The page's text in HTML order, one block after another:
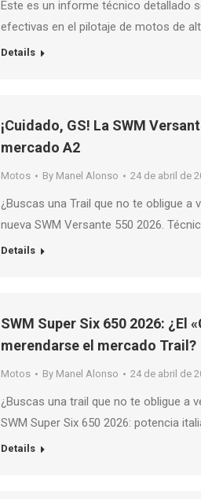
Este es un informe técnico detallado
efectivas en el pilotaje de motos de
Details
¡Cuidado, GS! La SWM
mercado A2
Motos By Manel Alonso 24 de abril de
¿Buscas una Trail que no te obligue
nueva SWM Versante 550 2026.
Details
SWM Super Six 650 2026: ¿El
merendarse el mercado Trail?
Motos By Manel Alonso 24 de abril de
¿Buscas una trail que no te obligue a
SWM Super Six 650 2026: potencia
Details